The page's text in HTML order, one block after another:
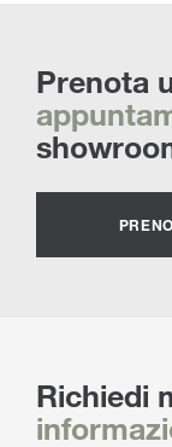
Prenota
Richiedi